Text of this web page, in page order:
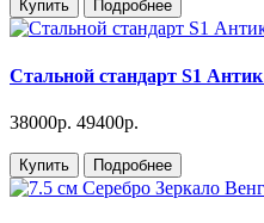
Купить Подробнее
Стальной стандарт S1
38000р. 49400р.
Купить Подробнее